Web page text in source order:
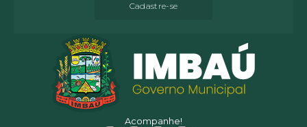
Acompanhe!
Cadastre-se